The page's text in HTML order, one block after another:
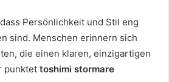
Persönlichkeit und Stil eng
sind. Menschen erinnern sich
die einen klaren, einzigartigen
punktet toshimi stormare